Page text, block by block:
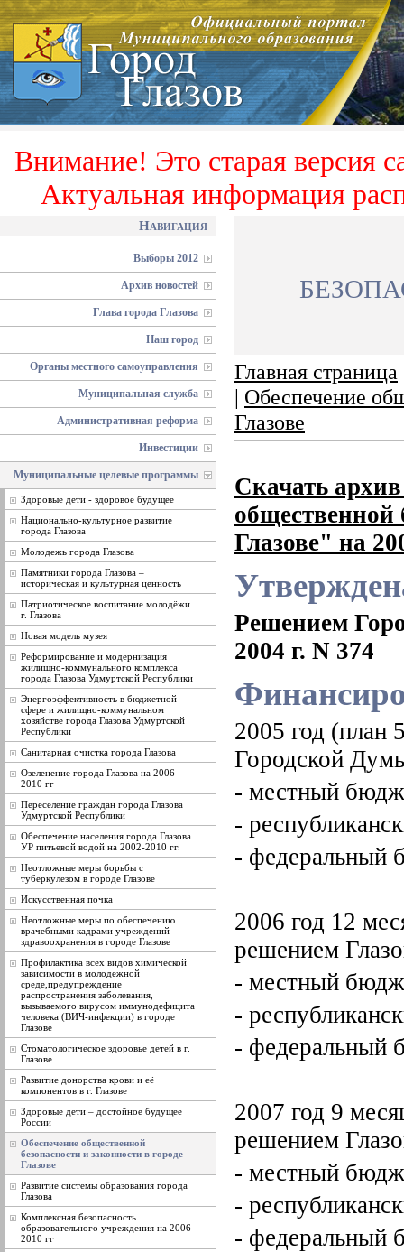
Внимание! Это старая версия
Актуальная информация
Навигация
Выборы 2012
Архив новостей
Глава города Глазова
Наш город
Органы местного самоуправления
Муниципальная служба
Административная реформа
Инвестиции
Муниципальные целевые программы
Здоровые дети - здоровое будущее
Национально-культурное развитие
города Глазова
Молодежь города Глазова
Памятники города Глазова –
историческая и культурная ценность
Патриотическое воспитание молодёжи
г. Глазова
Новая модель музея
Реформирование и модернизация
жилищно-коммунального комплекса
города Глазова Удмуртской Республики
Энергоэффективность в бюджетной
сфере и жилищно-коммунальном
хозяйстве города Глазова Удмуртской
Республики
Санитарная очистка города Глазова
Озеленение города Глазова на 2006-
2010 гг
Переселение граждан города Глазова
Удмуртской Республики
Обеспечение населения города Глазова
УР питьевой водой на 2002-2010 гг.
Неотложные меры борьбы с
туберкулезом в городе Глазове
Искусственная почка
Неотложные меры по обеспечению
врачебными кадрами учреждений
здравоохранения в городе Глазове
Профилактика всех видов химической
зависимости в молодежной
среде,предупреждение
распространения заболевания,
вызываемого вирусом иммунодефицита
человека (ВИЧ-инфекции) в городе
Глазове
Стоматологическое здоровье детей в г.
Глазове
Развитие донорства крови и её
компонентов в г. Глазове
Здоровые дети – достойное будущее
России
Обеспечение общественной
безопасности и законности в городе
Глазове
Развитие системы образования города
Глазова
Комплексная безопасность
образовательного учреждения на 2006 -
2010 гг
Главная страница
| Обеспечение
Глазове
Скачать
общественной
Глазове" на
Решением
2004 г. N 374
2005 год (план
Городской
- местный
-
- федеральный
2006 год 12
решением
- местный
-
- федеральный
2007 год 9
решением
- местный
-
- федеральный